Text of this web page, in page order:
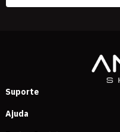
Suporte
Ajuda